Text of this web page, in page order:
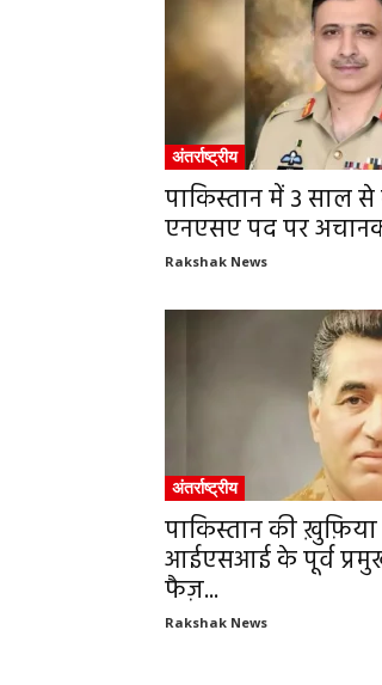
अंतर्राष्ट्रीय
पाकिस्तान में 3 साल
एनएसए पद पर
Rakshak News
अंतर्राष्ट्रीय
पाकिस्तान की
आईएसआई के पूर्व
फैज़...
Rakshak News